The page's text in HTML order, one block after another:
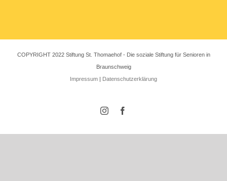
COPYRIGHT 2022 Stiftung St. Thomaehof - Die soziale Stiftung für Senioren in
Braunschweig
Impressum
Datenschutzerklärung
Instagram